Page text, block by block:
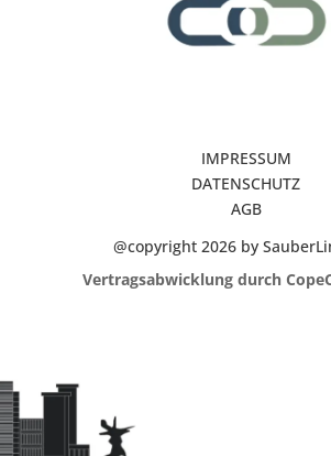
IMPRESSUM
DATENSCHUTZ
AGB
@copyright 2026 by
Vertragsabwicklung durch